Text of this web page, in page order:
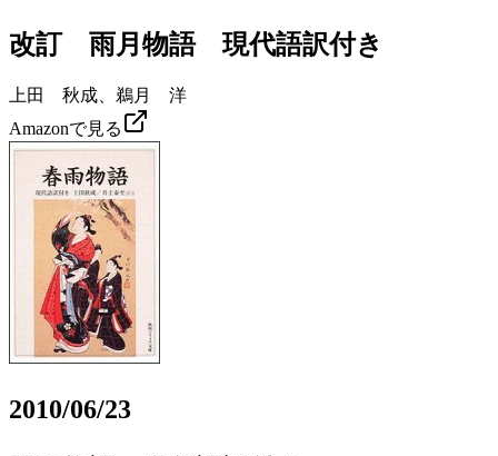
改訂 雨月物語 現代語訳付き
上田 秋成、鵜月 洋
Amazonで見る
2010/06/23